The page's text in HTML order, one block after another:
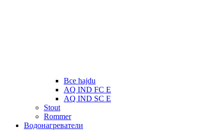
Все hajdu
AQ IND FC E
AQ IND SC E
Stout
Rommer
Водонагреватели